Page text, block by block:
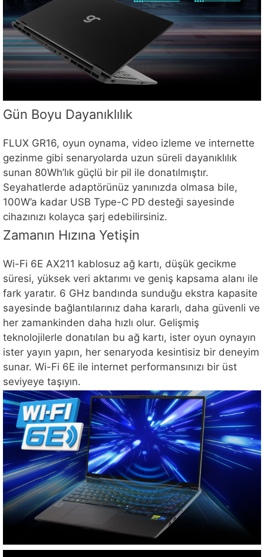
Gün Boyu Dayanıklılık
FLUX GR16, oyun oynama, video izleme ve internette
gezinme gibi senaryolarda uzun süreli dayanıklılık
sunan 80Wh’lık güçlü bir pil ile donatılmıştır.
Seyahatlerde adaptörünüz yanınızda olmasa bile,
100W’a kadar USB Type-C PD desteği sayesinde
cihazınızı kolayca şarj edebilirsiniz.
Zamanın Hızına Yetişin
Wi-Fi 6E AX211 kablosuz ağ kartı, düşük gecikme
süresi, yüksek veri aktarımı ve geniş kapsama alanı ile
fark yaratır. 6 GHz bandında sunduğu ekstra kapasite
sayesinde bağlantılarınız daha kararlı, daha güvenli ve
her zamankinden daha hızlı olur. Gelişmiş
teknolojilerle donatılan bu ağ kartı, ister oyun oynayın
ister yayın yapın, her senaryoda kesintisiz bir deneyim
sunar. Wi-Fi 6E ile internet performansınızı bir üst
seviyeye taşıyın.